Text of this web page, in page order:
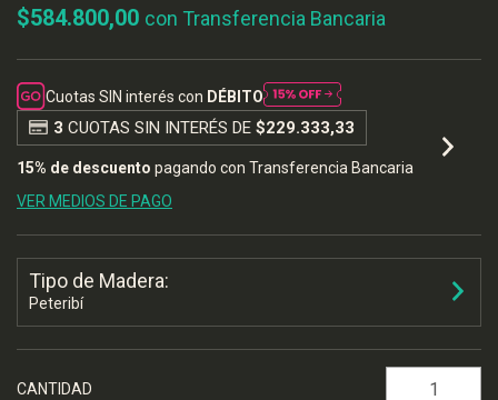
$584.800,00 con Transferencia Bancaria
Cuotas SIN interés con DÉBITO
3 CUOTAS SIN INTERÉS DE $229.333,33
15% de descuento pagando con Transferencia Bancaria
VER MEDIOS DE PAGO
Tipo de Madera:
Peteribí
CANTIDAD